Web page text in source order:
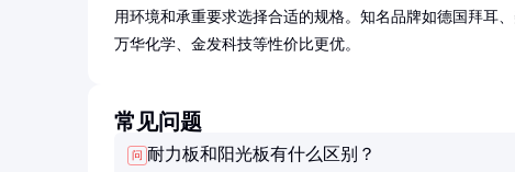
用环境和承重要求选择合适的规格。知名品牌如德国拜耳
万华化学、金发科技等性价比更优。
常见问题
问 耐力板和阳光板有什么区别？